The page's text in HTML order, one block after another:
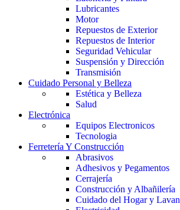
Lubricantes
Motor
Repuestos de Exterior
Repuestos de Interior
Seguridad Vehicular
Suspensión y Dirección
Transmisión
Cuidado Personal y Belleza
Estética y Belleza
Salud
Electrónica
Equipos Electronicos
Tecnologia
Ferretería Y Construcción
Abrasivos
Adhesivos y Pegamentos
Cerrajería
Construcción y Albañilería
Cuidado del Hogar y